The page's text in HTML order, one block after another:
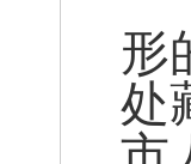
形
处